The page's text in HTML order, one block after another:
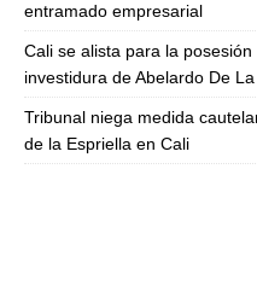
entramado empresarial
Cali se alista para la
investidura de Abelardo De
Tribunal niega medida
de la Espriella en Cali